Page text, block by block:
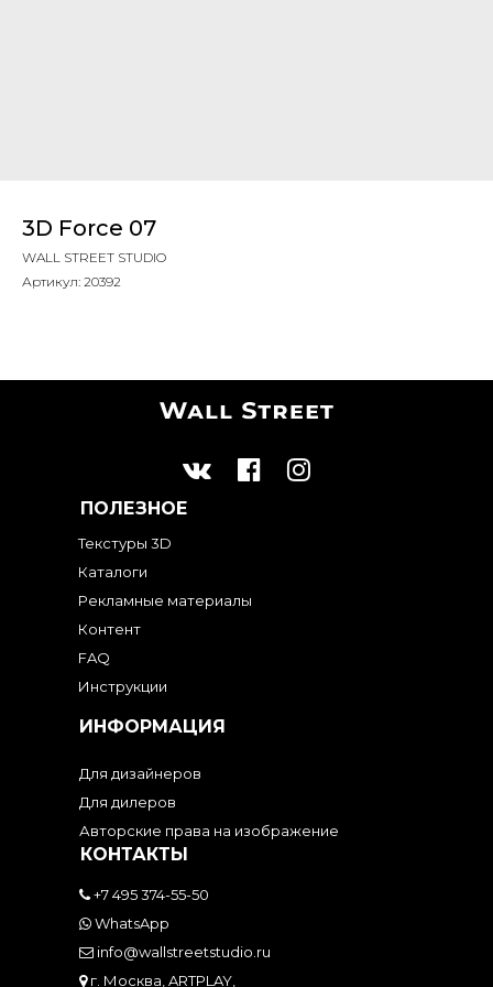
3D Force 07
WALL STREET STUDIO
Артикул: 20392
ПОЛЕЗНОЕ
Текстуры 3D
Каталоги
Рекламные материалы
Контент
FAQ
Инструкции
ИНФОРМАЦИЯ
Для дизайнеров
Для дилеров
Авторские права на изображение
КОНТАКТЫ
+7 495 374-55-50
WhatsApp
info@wallstreetstudio.ru
г. Москва, ARTPLAY,